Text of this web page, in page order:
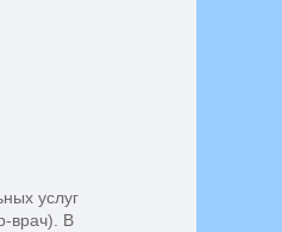
услуг
врач). В